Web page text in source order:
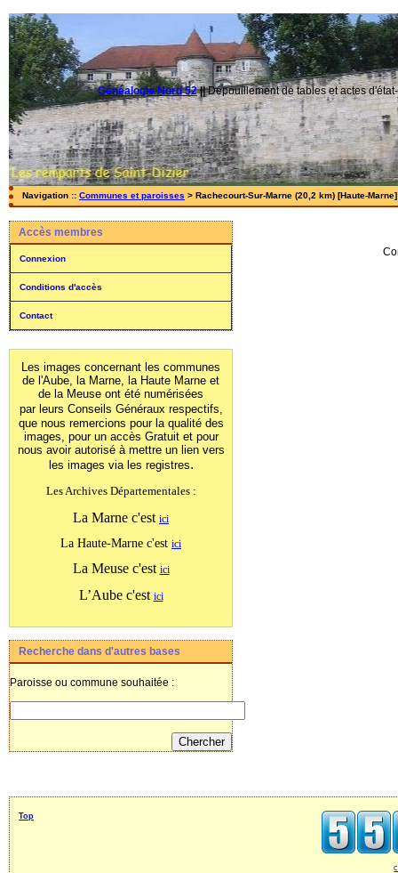
Généalogie Nord 52||Dépouillement de tables et actes
Navigation :: Communes et paroisses > Rachecourt-Sur-Marne (20,2 km) [Haute-Marne]
Accès membres
Connexion
Conditions d'accès
Contact
Les images concernant les communes
de l'Aube, la Marne, la Haute Marne et
de la Meuse ont été numérisées
par leurs Conseils Généraux respectifs,
que nous remercions pour la qualité des
images, pour un accès Gratuit et pour
nous avoir autorisé à mettre un lien vers
les images via les registres.
Les Archives Départementales :
La Marne c'est ici
La Haute-Marne c'est ici
La Meuse c'est ici
L’Aube c'est ici
Recherche dans d'autres bases
Paroisse ou commune souhaitée :
Top